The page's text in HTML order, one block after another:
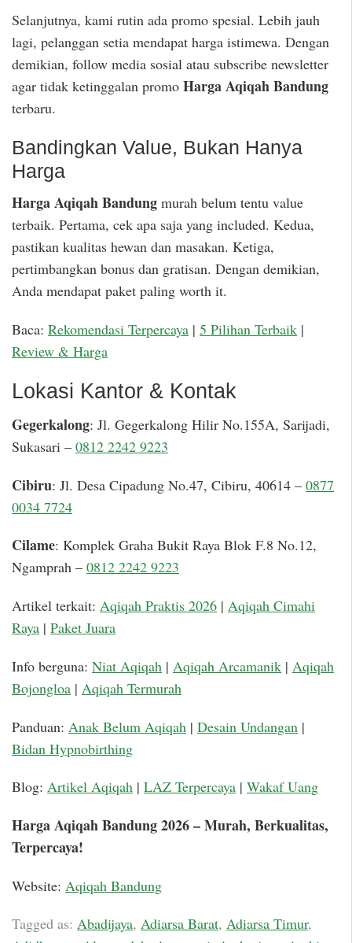
Selanjutnya, kami rutin ada promo spesial. Lebih jauh
lagi, pelanggan setia mendapat harga istimewa. Dengan
demikian, follow media sosial atau subscribe newsletter
agar tidak ketinggalan promo Harga Aqiqah Bandung
terbaru.
Bandingkan Value, Bukan Hanya
Harga
Harga Aqiqah Bandung murah belum tentu value
terbaik. Pertama, cek apa saja yang included. Kedua,
pastikan kualitas hewan dan masakan. Ketiga,
pertimbangkan bonus dan gratisan. Dengan demikian,
Anda mendapat paket paling worth it.
Baca: Rekomendasi Terpercaya | 5 Pilihan Terbaik |
Review & Harga
Lokasi Kantor & Kontak
Gegerkalong: Jl. Gegerkalong Hilir No.155A, Sarijadi,
Sukasari – 0812 2242 9223
Cibiru: Jl. Desa Cipadung No.47, Cibiru, 40614 – 0877
0034 7724
Cilame: Komplek Graha Bukit Raya Blok F.8 No.12,
Ngamprah – 0812 2242 9223
Artikel terkait: Aqiqah Praktis 2026 | Aqiqah Cimahi
Raya | Paket Juara
Info berguna: Niat Aqiqah | Aqiqah Arcamanik | Aqiqah
Bojongloa | Aqiqah Termurah
Panduan: Anak Belum Aqiqah | Desain Undangan |
Bidan Hypnobirthing
Blog: Artikel Aqiqah | LAZ Terpercaya | Wakaf Uang
Harga Aqiqah Bandung 2026 – Murah, Berkualitas,
Terpercaya!
Website: Aqiqah Bandung
Tagged as: Abadijaya, Adiarsa Barat, Adiarsa Timur,